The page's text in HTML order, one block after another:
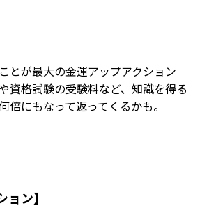
とが最大の金運アップアクション
資格試験の受験料など、知識を得る
倍にもなって返ってくるかも。
ョン】